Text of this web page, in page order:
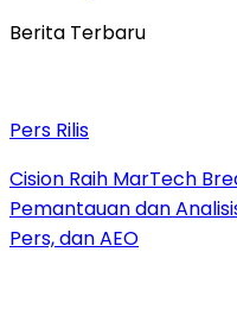
Berita Terbaru
Pers Rilis
Cision Raih MarTech
Pemantauan dan
Pers, dan AEO